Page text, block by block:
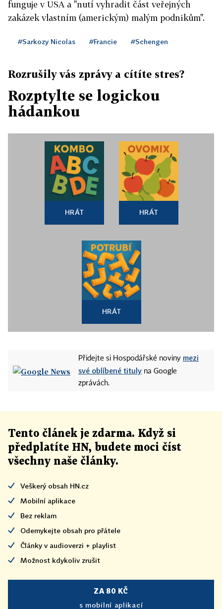
funguje v USA a "nutí vyhradit část veřejných
zakázek vlastním (americkým) malým podnikům".
#Sarkozy Nicolas #Francie #Schengen
Rozrušily vás zprávy a cítíte stres?
Rozptylte se logickou
hádankou
HRÁT HRÁT
HRÁT
Přidejte si Hospodářské noviny mezi
své oblíbené tituly na Google
zprávách.
Tento článek je zdarma. Když si
předplatíte HN, budete moci číst
všechny naše články.
Veškerý obsah HN.cz
Mobilní aplikace
Bez reklam
Odemykejte obsah pro přátele
Články v audioverzi + playlist
Možnost kdykoliv zrušit
ZA 80 KČ
s mobilní aplikací